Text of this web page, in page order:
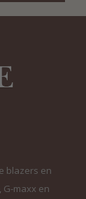
blazers en
maxx en